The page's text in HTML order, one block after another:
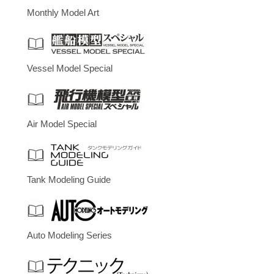
Monthly Model Art
Vessel Model Special
Air Model Special
Tank Modeling Guide
Auto Modeling Series